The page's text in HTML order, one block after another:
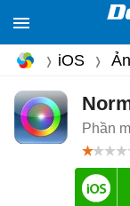
iOS
Phần